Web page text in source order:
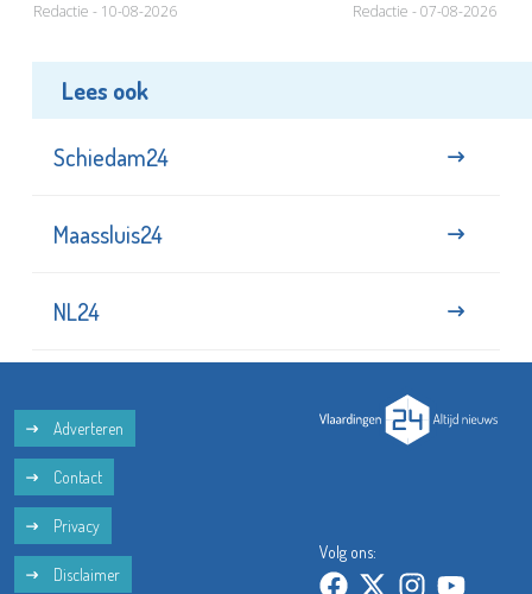
Redactie - 10-08-2026 Redactie - 07-08-2026
Lees ook
Schiedam24
Maassluis24
NL24
Adverteren
Contact
Privacy
Disclaimer
Volg ons: